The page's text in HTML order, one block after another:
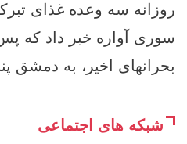
روزانه سه وعده غذای
سوری آواره خبر داد که
بحرانهای اخیر، به دمشق
شبکه های اجتماعی